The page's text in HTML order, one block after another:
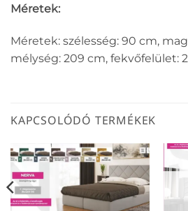
Méretek:
Méretek: szélesség: 90 cm,
mélység: 209 cm, fekvőfelület:
KAPCSOLÓDÓ TERMÉKEK